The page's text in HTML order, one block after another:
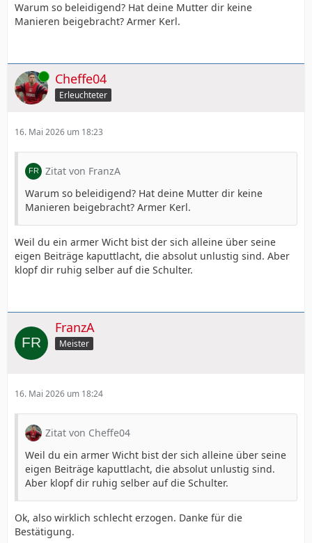
Warum so beleidigend? Hat deine Mutter dir keine
Manieren beigebracht? Armer Kerl.
Online Cheffe04
Erleuchteter
16. Mai 2026 um 18:23
Zitat von FranzA
Warum so beleidigend? Hat deine Mutter dir keine
Manieren beigebracht? Armer Kerl.
Weil du ein armer Wicht bist der sich alleine über seine
eigen Beiträge kaputtlacht, die absolut unlustig sind. Aber
klopf dir ruhig selber auf die Schulter.
FranzA
Meister
16. Mai 2026 um 18:24
Zitat von Cheffe04
Weil du ein armer Wicht bist der sich alleine über seine
eigen Beiträge kaputtlacht, die absolut unlustig sind.
Aber klopf dir ruhig selber auf die Schulter.
Ok, also wirklich schlecht erzogen. Danke für die
Bestätigung.